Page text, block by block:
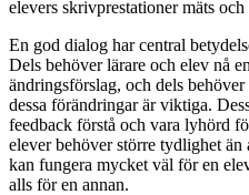
elevers skrivprestationer mäts och
En god dialog har central
Dels behöver lärare och elev nå
ändringsförslag, och dels
dessa förändringar är viktiga.
feedback förstå och vara lyhörd
elever behöver större tydlighet
kan fungera mycket väl för en
alls för en annan.